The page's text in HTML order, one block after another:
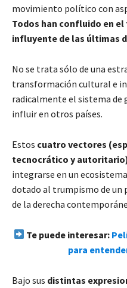
movimiento político con
Todos han confluido en
influyente de las últimas
No se trata sólo de una
transformación cultural e
radicalmente el sistema de
influir en otros países.
Estos cuatro vectores
tecnocrático y
integrarse en un
dotado al trumpismo de
de la derecha
Te puede interesar:
para
Bajo sus distintas